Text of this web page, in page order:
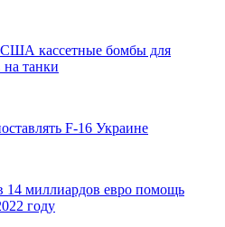
кассетные бомбы для
на танки
F-16 Украине
миллиардов евро помощь
году